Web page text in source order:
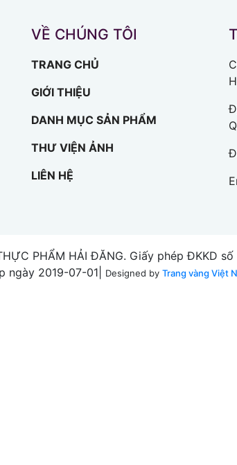
VỀ CHÚNG TÔI
TRANG CHỦ
GIỚI THIỆU
DANH MỤC SẢN PHẨM
THƯ VIỆN ẢNH
LIÊN HỆ
PHẨM HẢI ĐĂNG. Giấy phép ĐKKD
ngày 2019-07-01|
Designed by Trang vàng Việt